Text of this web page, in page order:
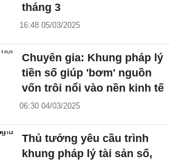
tháng 3
16:48 05/03/2025
Chuyên gia: Khung pháp lý
tiền số giúp 'bơm' nguồn
vốn trôi nổi vào nền kinh tế
06:30 04/03/2025
Thủ tướng yêu cầu trình
khung pháp lý tài sản số,